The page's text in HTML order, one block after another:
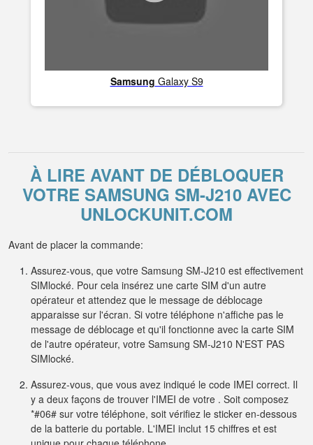
Samsung Galaxy S9
À LIRE AVANT DE DÉBLOQUER
VOTRE SAMSUNG SM-J210 AVEC
UNLOCKUNIT.COM
Avant de placer la commande:
Assurez-vous, que votre Samsung SM-J210 est effectivement
SIMlocké. Pour cela insérez une carte SIM d'un autre
opérateur et attendez que le message de déblocage
apparaisse sur l'écran. Si votre téléphone n'affiche pas le
message de déblocage et qu'il fonctionne avec la carte SIM
de l'autre opérateur, votre Samsung SM-J210 N'EST PAS
SIMlocké.
Assurez-vous, que vous avez indiqué le code IMEI correct. Il
y a deux façons de trouver l'IMEI de votre . Soit composez
*#06# sur votre téléphone, soit vérifiez le sticker en-dessous
de la batterie du portable. L'IMEI inclut 15 chiffres et est